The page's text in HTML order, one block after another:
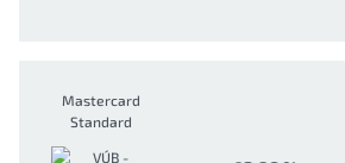
Mastercard
Standard